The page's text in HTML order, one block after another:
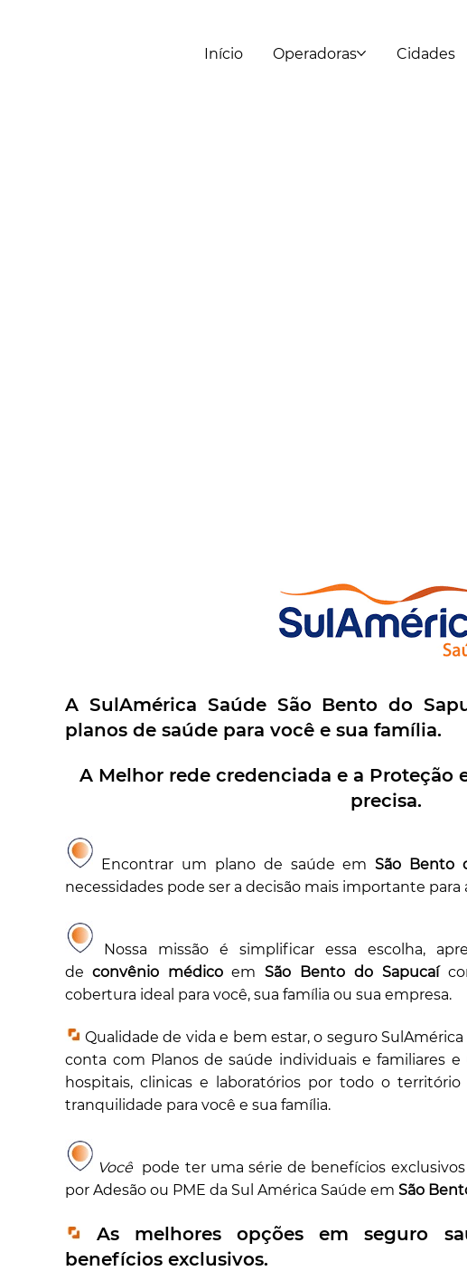
Início Operadoras Cidades
A SulAmérica Saúde São Bento do
planos de saúde para você e sua família.
A Melhor rede credenciada e a Proteção
precisa.
Encontrar um plano de saúde emSão Bento
necessidades pode ser a decisão mais importante para
Nossa missão é simplificar essa escolha,
deconvênio médicoem São Bento do Sapucaí
cobertura ideal para você, sua família ou sua empresa.
Qualidade de vida e bem estar, o seguro
conta com Planos de saúde individuais e familiares
hospitais, clinicas e laboratórios por todo o
tranquilidade para você e sua família.
Você pode ter uma série de benefícios
por Adesão ou PME da Sul América Saúde emSão
As melhores opções em seguro
benefícios exclusivos.